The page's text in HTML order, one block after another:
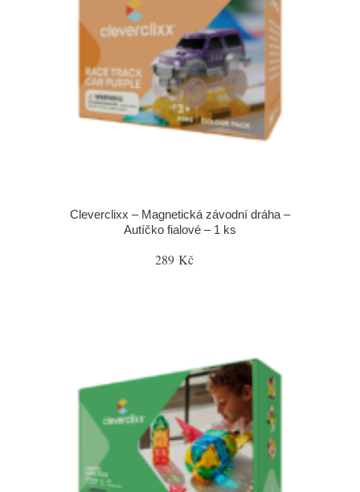
Cleverclixx – Magnetická závodní dráha –
Autíčko fialové – 1 ks
289 Kč